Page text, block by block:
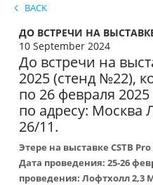
BACK
ДО ВСТРЕЧИ НА ВЫСТАВКЕ
10 September 2024
До встречи на
2025 (стенд №22),
по 26 февраля
по адресу: Москва
26/11.
Этере на выставке CSTB
Дата проведения: 25-26
проведения: Лофтхолл 2,3